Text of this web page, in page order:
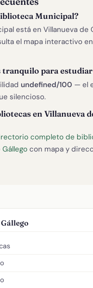
Municipal?
está en Villanueva de
el mapa interactivo
tranquilo para
undefined/100 — el
silencioso.
en Villanueva
completo de
con mapa y
Gállego